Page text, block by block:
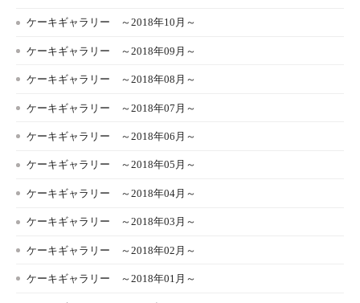
ケーキギャラリー ～2018年10月～
ケーキギャラリー ～2018年09月～
ケーキギャラリー ～2018年08月～
ケーキギャラリー ～2018年07月～
ケーキギャラリー ～2018年06月～
ケーキギャラリー ～2018年05月～
ケーキギャラリー ～2018年04月～
ケーキギャラリー ～2018年03月～
ケーキギャラリー ～2018年02月～
ケーキギャラリー ～2018年01月～